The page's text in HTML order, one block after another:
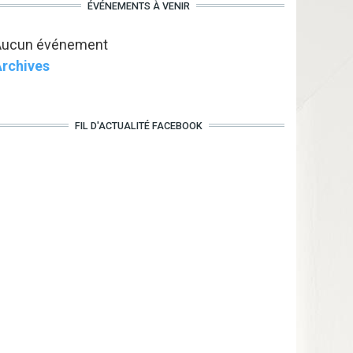
ÉVÉNEMENTS À VENIR
événement
FIL D'ACTUALITÉ FACEBOOK